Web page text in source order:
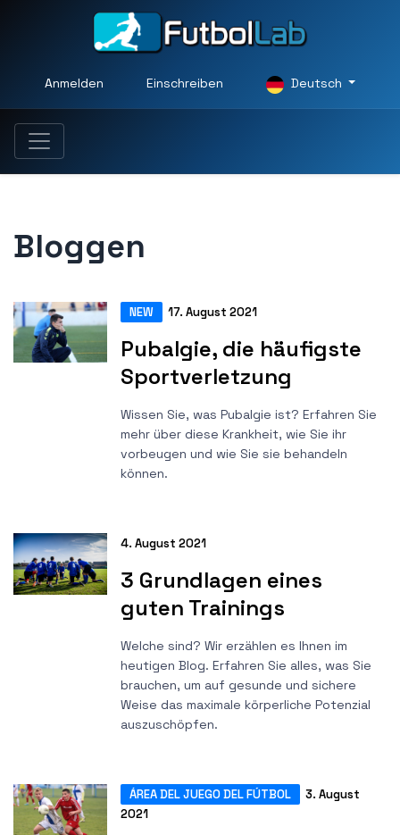
Anmelden Einschreiben Deutsch
Bloggen
NEW 17. August 2021
Pubalgie, die häufigste
Sportverletzung
Wissen Sie, was Pubalgie ist? Erfahren Sie
mehr über diese Krankheit, wie Sie ihr
vorbeugen und wie Sie sie behandeln
können.
4. August 2021
3 Grundlagen eines
guten Trainings
Welche sind? Wir erzählen es Ihnen im
heutigen Blog. Erfahren Sie alles, was Sie
brauchen, um auf gesunde und sichere
Weise das maximale körperliche Potenzial
auszuschöpfen.
ÁREA DEL JUEGO DEL FÚTBOL
3. August
2021